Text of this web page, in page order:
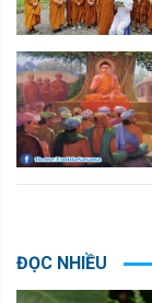
ĐỌC NHIỀU